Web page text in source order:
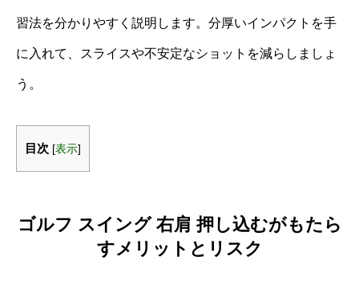
習法を分かりやすく説明します。分厚いインパクトを手
に入れて、スライスや不安定なショットを減らしましょ
う。
目次 [表示]
ゴルフ スイング 右肩 押し込むがもたら
すメリットとリスク